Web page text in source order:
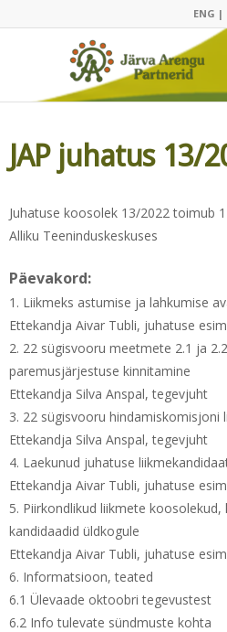
ENG |
JAP juhatus 13/
Juhatuse koosolek 13/2022 toimub
Alliku Teeninduskeskuses
Päevakord:
1. Liikmeks astumise ja lahkumise
Ettekandja Aivar Tubli, juhatuse
2. 22 sügisvooru meetmete 2.1 ja
paremusjärjestuse kinnitamine
Ettekandja Silva Anspal, tegevjuht
3. 22 sügisvooru hindamiskomisjoni
Ettekandja Silva Anspal, tegevjuht
4. Laekunud juhatuse
Ettekandja Aivar Tubli, juhatuse
5. Piirkondlikud liikmete
kandidaadid üldkogule
Ettekandja Aivar Tubli, juhatuse
6. Informatsioon, teated
6.1 Ülevaade oktoobri tegevustest
6.2 Info tulevate sündmuste kohta